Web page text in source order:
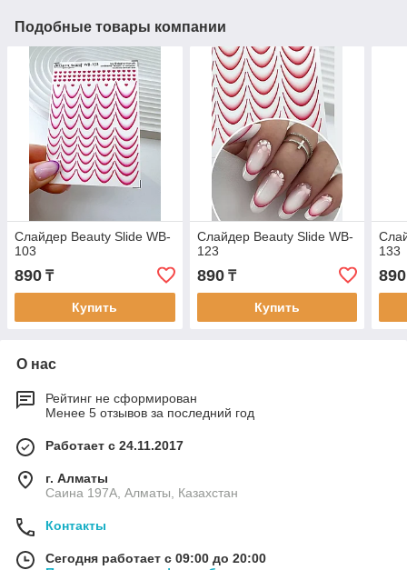
Подобные товары компании
Слайдер Beauty Slide WB-
103
890 ₸
Купить
Слайдер Beauty Slide WB-
123
890₸
Купить
133
890
О нас
Рейтинг не сформирован
Менее 5 отзывов за последний год
Работает с 24.11.2017
г. Алматы
Саина 197А, Алматы, Казахстан
Контакты
Сегодня работает с 09:00 до 20:00